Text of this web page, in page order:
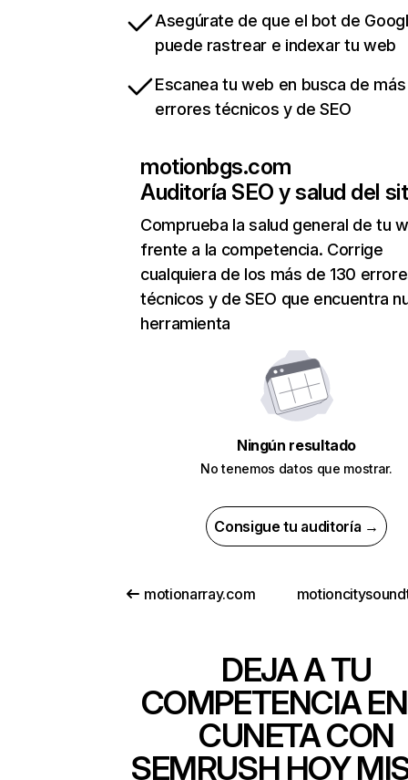
Asegúrate de que el bot de
puede rastrear e indexar tu web
Escanea tu web en busca de
errores técnicos y de SEO
motionbgs.com
Auditoría SEO y salud del
Comprueba la salud general de tu
frente a la competencia. Corrige
cualquiera de los más de 130
técnicos y de SEO que encuentra
herramienta
Ningún resultado
No tenemos datos que mostrar.
Consigue tu auditoría →
motionarray.com
DEJA A TU
COMPETENCIA
CUNETA CON
SEMRUSH HOY